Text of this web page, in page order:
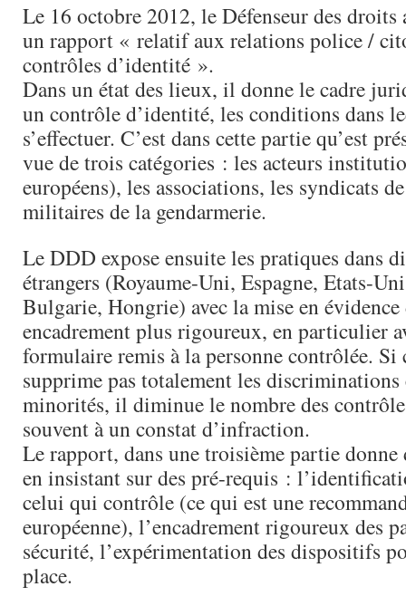
Le 16 octobre 2012, le Défenseur des droits
un rapport « relatif aux relations police /
contrôles d’identité ».
Dans un état des lieux, il donne le cadre
un contrôle d’identité, les conditions dans
s’effectuer. C’est dans cette partie qu’est
vue de trois catégories : les acteurs
européens), les associations, les syndicats
militaires de la gendarmerie.
Le DDD expose ensuite les pratiques dans
étrangers (Royaume-Uni, Espagne, Etats-
Bulgarie, Hongrie) avec la mise en évidence
encadrement plus rigoureux, en particulier
formulaire remis à la personne contrôlée. Si
supprime pas totalement les discriminations
minorités, il diminue le nombre des
souvent à un constat d’infraction.
Le rapport, dans une troisième partie donne
en insistant sur des pré-requis :
celui qui contrôle (ce qui est une
européenne), l’encadrement rigoureux des
sécurité, l’expérimentation des dispositifs
place.